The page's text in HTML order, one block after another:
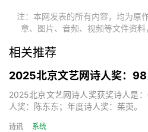
注：本网发表的所有内容，均为原
章、图片、音频、视频等文件资料
相关推荐
2025北京文艺网诗人奖获奖诗人是
人奖：陈东东；年度诗人奖：茱萸。
诗讯 系统